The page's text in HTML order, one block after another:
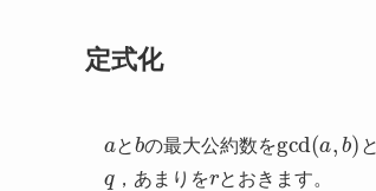
定式化
と
b
の最大公約数を
gcd( b)
，あまりを とおきます。